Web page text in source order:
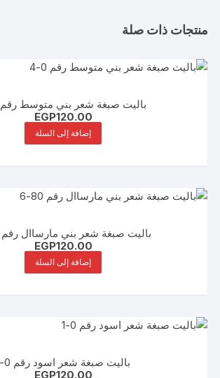
منتجات ذات صلة
باليت صبغة شعر بني متوسط رقم 0-4
EGP120.00
إضافة إلى السلة
باليت صبغة شعر بني مارساال رقم 80-6
EGP120.00
إضافة إلى السلة
باليت صبغة شعر اسود رقم 0-1
EGP120.00